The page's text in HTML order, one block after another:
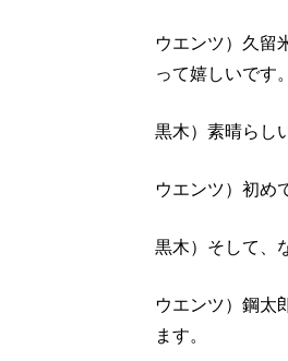
ウエンツ）久留
って嬉しいです
黒木）素晴らし
ウエンツ）初め
黒木）そして、
ウエンツ）鋼太
ます。